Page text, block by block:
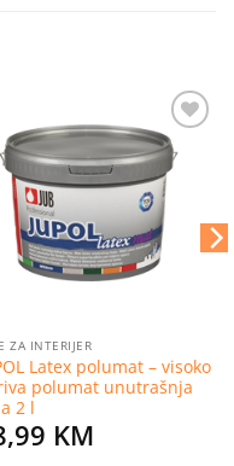
Dodaj
na
ZA INTERIJER
Latex polumat – visoko
polumat unutrašnja
2 l
KM